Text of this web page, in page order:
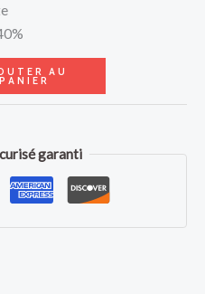
AU
PANIER
garanti